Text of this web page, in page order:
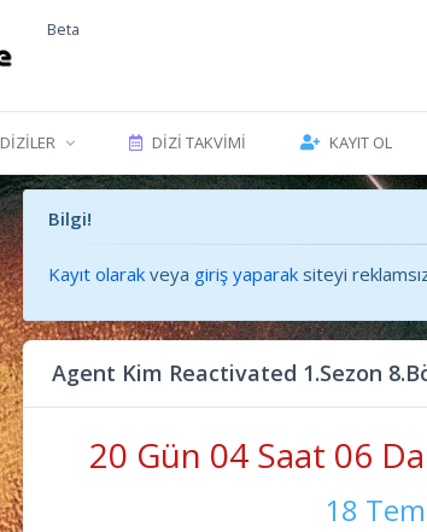
Beta
DIZILER DIZI TAKVIMI KAYIT OL
Bilgi!
Kayıt olarak veya giriş yaparak siteyi
Agent Kim Reactivated 1.Sezon
20 Gün 04 Saat 06
18